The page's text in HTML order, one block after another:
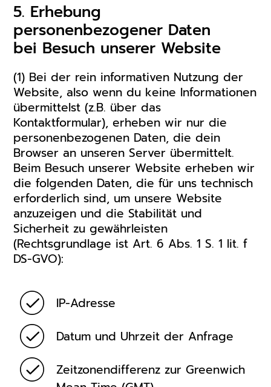
5. Erhebung
personenbezogener Daten
bei Besuch unserer Website
(1) Bei der rein informativen Nutzung der
Website, also wenn du keine Informationen
übermittelst (z.B. über das
Kontaktformular), erheben wir nur die
personenbezogenen Daten, die dein
Browser an unseren Server übermittelt.
Beim Besuch unserer Website erheben wir
die folgenden Daten, die für uns technisch
erforderlich sind, um unsere Website
anzuzeigen und die Stabilität und
Sicherheit zu gewährleisten
(Rechtsgrundlage ist Art. 6 Abs. 1 S. 1 lit. f
DS-GVO):
IP-Adresse
Datum und Uhrzeit der Anfrage
Zeitzonendifferenz zur Greenwich